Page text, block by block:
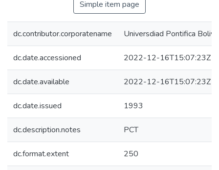
Simple item page
dc.contributor.corporatename Universdiad Pontifica
dc.date.accessioned 2022-12-16T15:07:23Z
dc.date.available 2022-12-16T15:07:23Z
dc.date.issued 1993
dc.description.notes PCT
dc.format.extent 250